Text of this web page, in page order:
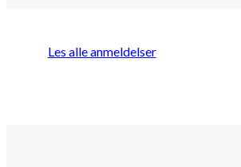
Les alle anmeldelser